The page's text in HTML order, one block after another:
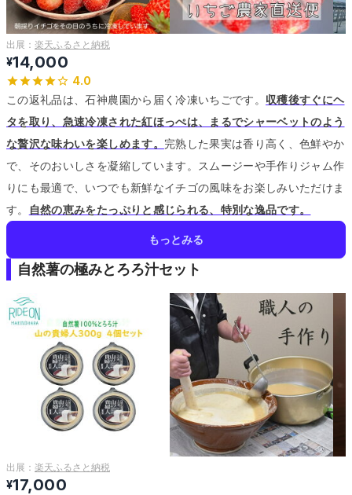
出展： 楽天ふるさと納税
¥14,000
4.0
この返礼品は、石神農園から届く冷凍いちごです。 収穫後すぐにヘ
タを取り、急速冷凍された紅ほっぺは、まるでシャーベットのよう
な贅沢な味わいを楽しめます。 完熟した果実は香り高く、色鮮やか
で、そのおいしさを凝縮しています。
スムージーや手作りジャム作
りにも最適で、いつでも新鮮なイチゴの風味をお楽しみいただけま
す。
自然の恵みをたっぷりと感じられる、特別な逸品です。
もっとみる
自然薯の極みとろろ汁セット
出展： 楽天ふるさと納税
¥17,000